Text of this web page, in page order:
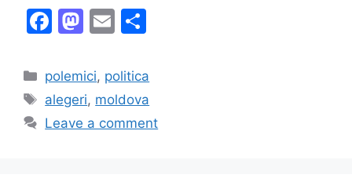
F
c
e
b
M
st
o
d
E
ai
l
ar
e
Categories
polemici, politica
Tags
alegeri, moldova
Leave a comment